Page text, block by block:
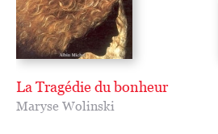
La Tragédie du bonheur
Maryse Wolinski